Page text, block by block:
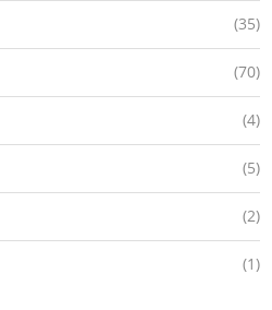
(35)
(70)
(4)
(5)
(2)
(1)